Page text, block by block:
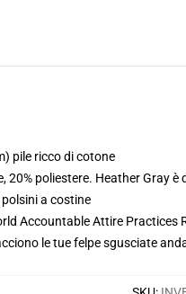
pile ricco di cotone
20% poliestere. Heather Gray
a costine
Accountable Attire Practices
le tue felpe sgusciate